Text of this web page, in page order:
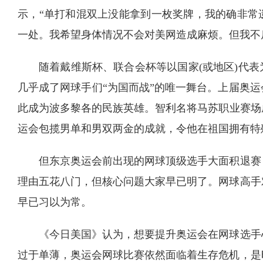
示，“单打和混双上没能拿到一枚奖牌，我的确非
一处。我希望身体情况不会对美网造成麻烦。但我
随着戴维斯杯、联合会杯等以国家(或地区)代
几乎成了网球手们“为国而战”的唯一舞台。上届奥
此成为波多黎各的民族英雄。智利名将马苏职业赛
运会包揽男单和男双两金的成就，令他在祖国拥有
但东京奥运会前出现的网球顶级选手大面积退
理由五花八门，但核心问题大家早已明了。网球高
早已习以为常。
《今日美国》认为，想要提升奥运会在网球选
过于单薄，奥运会网球比赛依然面临着生存危机，